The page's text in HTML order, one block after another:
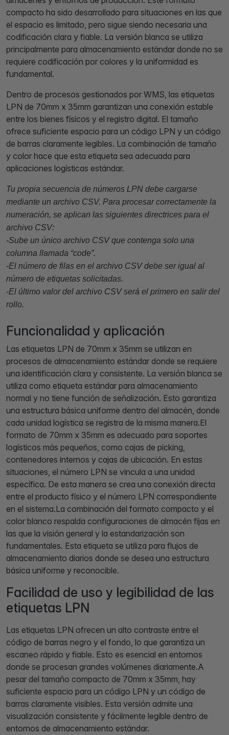
compacto ha sido desarrollado para situaciones en las que
el espacio es limitado, pero sigue siendo necesaria una
codificación clara y fiable. La versión blanca se utiliza
principalmente para almacenamiento estándar donde no se
requiere codificación por colores y la uniformidad es
fundamental.
Dentro de procesos gestionados por WMS, las etiquetas
LPN de 70mm x 35mm garantizan una conexión estable
entre los bienes físicos y el registro digital. El tamaño
ofrece suficiente espacio para un código LPN y un código
de barras claramente legibles. La combinación de tamaño
y color hace que esta etiqueta sea adecuada para
aplicaciones logísticas estándar.
Tu propia secuencia de números LPN debe cargarse
mediante un archivo CSV. Para procesar correctamente la
numeración, se aplican las siguientes directrices para el
archivo CSV:
-Sube un único archivo CSV que contenga solo una
columna llamada “code”.
-El número de filas en el archivo CSV debe ser igual al
número de etiquetas solicitadas.
-El último valor del archivo CSV será el primero en salir del
rollo.
Funcionalidad y aplicación
Las etiquetas LPN de 70mm x 35mm se utilizan en
procesos de almacenamiento estándar donde se requiere
una identificación clara y consistente. La versión blanca se
utiliza como etiqueta estándar para almacenamiento
normal y no tiene función de señalización. Esto garantiza
una estructura básica uniforme dentro del almacén, donde
cada unidad logística se registra de la misma manera.El
formato de 70mm x 35mm es adecuado para soportes
logísticos más pequeños, como cajas de picking,
contenedores internos y cajas de ubicación. En estas
situaciones, el número LPN se vincula a una unidad
específica. De esta manera se crea una conexión directa
entre el producto físico y el número LPN correspondiente
en el sistema.La combinación del formato compacto y el
color blanco respalda configuraciones de almacén fijas en
las que la visión general y la estandarización son
fundamentales. Esta etiqueta se utiliza para flujos de
almacenamiento diarios donde se desea una estructura
básica uniforme y reconocible.
Facilidad de uso y legibilidad de las
etiquetas LPN
Las etiquetas LPN ofrecen un alto contraste entre el
código de barras negro y el fondo, lo que garantiza un
escaneo rápido y fiable. Esto es esencial en entornos
donde se procesan grandes volúmenes diariamente.A
pesar del tamaño compacto de 70mm x 35mm, hay
suficiente espacio para un código LPN y un código de
barras claramente visibles. Esta versión admite una
visualización consistente y fácilmente legible dentro de
entornos de almacenamiento estándar.